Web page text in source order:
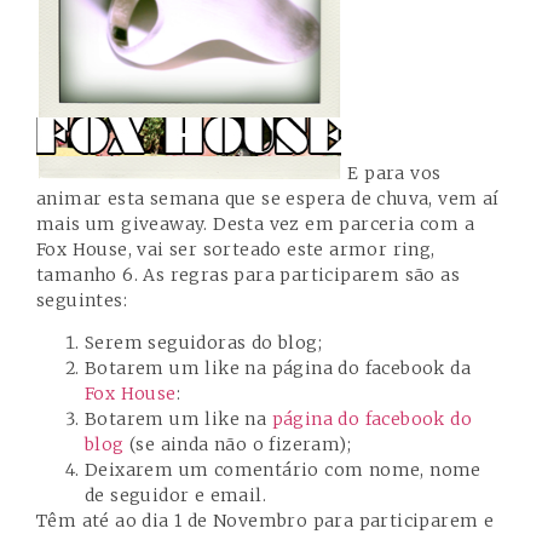
E para vos
animar esta semana que se espera de chuva, vem aí
mais um giveaway. Desta vez em parceria com a
Fox House, vai ser sorteado este armor ring,
tamanho 6. As regras para participarem são as
seguintes:
Serem seguidoras do blog;
Botarem um like na página do facebook da
Fox House:
Botarem um like na página do facebook do
blog (se ainda não o fizeram);
Deixarem um comentário com nome, nome
de seguidor e email.
Têm até ao dia 1 de Novembro para participarem e